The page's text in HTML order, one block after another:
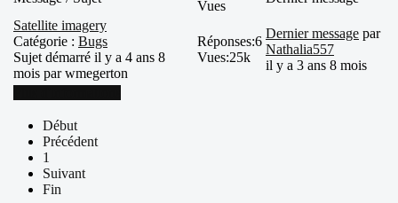
Vues
Satellite imagery
Catégorie : Bugs
Sujet démarré il y a 4 ans 8
mois parwmegerton
Réponses:6
Vues:25k
Dernier message par
Nathalia557
il y a 3 ans 8 mois
Début
Précédent
1
Suivant
Fin